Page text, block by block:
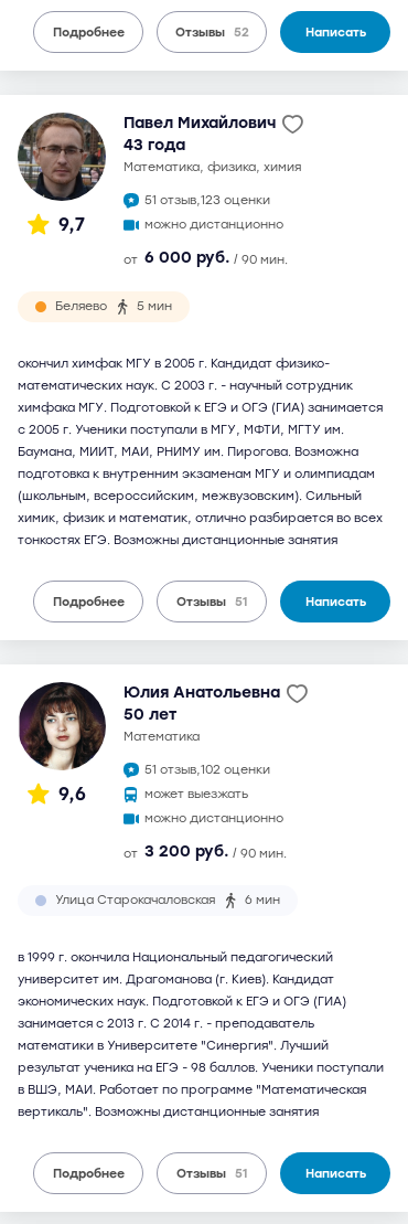
Подробнее Отзывы 52 Написать
9,7
Павел Михайлович
43 года
математика, физика, химия
51 отзыв,123 оценки
можно дистанционно
от 6 000 руб. / 90 мин.
Беляево 5 мин
окончил химфак МГУ в 2005 г. Кандидат физико-
математических наук. С 2003 г. - научный сотрудник
химфака МГУ. Подготовкой к ЕГЭ и ОГЭ (ГИА) занимается
с 2005 г. Ученики поступали в МГУ, МФТИ, МГТУ им.
Баумана, МИИТ, МАИ, РНИМУ им. Пирогова. Возможна
подготовка к внутренним экзаменам МГУ и олимпиадам
(школьным, всероссийским, межвузовским). Сильный
химик, физик и математик, отлично разбирается во всех
тонкостях ЕГЭ. Возможны дистанционные занятия
Подробнее Отзывы 51 Написать
9,6
Юлия Анатольевна
50 лет
математика
51 отзыв,102 оценки
может выезжать
можно дистанционно
от 3 200 руб. / 90 мин.
Улица Старокачаловская 6 мин
в 1999 г. окончила Национальный педагогический
университет им. Драгоманова (г. Киев). Кандидат
экономических наук. Подготовкой к ЕГЭ и ОГЭ (ГИА)
занимается с 2013 г. С 2014 г. - преподаватель
математики в Университете "Синергия". Лучший
результат ученика на ЕГЭ - 98 баллов. Ученики поступали
в ВШЭ, МАИ. Работает по программе "Математическая
вертикаль". Возможны дистанционные занятия
Подробнее Отзывы 51 Написать